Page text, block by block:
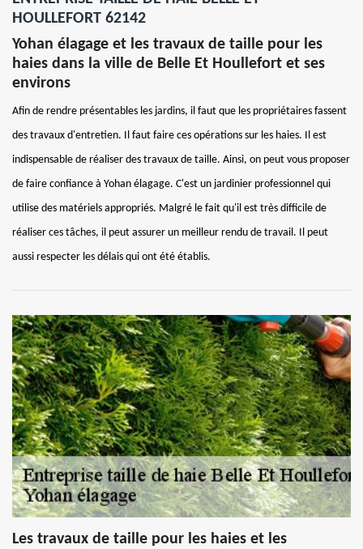
HOULLEFORT 62142
Yohan élagage et les travaux de taille pour les
haies dans la ville de Belle Et Houllefort et ses
environs
Afin de rendre présentables les jardins, il faut que les propriétaires fassent
des travaux d'entretien. Il faut faire ces opérations sur les haies. Il est
indispensable de réaliser des travaux de taille. Ainsi, on peut vous proposer
de faire confiance à Yohan élagage. C'est un jardinier professionnel qui
utilise des matériels appropriés. Malgré le fait qu'il est très difficile de
réaliser ces tâches, il peut assurer un meilleur rendu de travail. Il peut
aussi respecter les délais qui ont été établis.
Les travaux de taille pour les haies et les